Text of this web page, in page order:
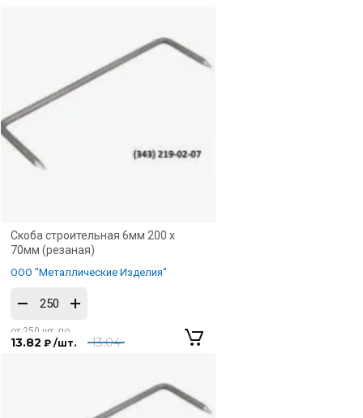
Скоба строительная 6мм 200 х
70мм (резаная)
ООО "Металлические Изделия"
13.04
13.82 ₽ /шт.
от 250 шт. по
250 шт.